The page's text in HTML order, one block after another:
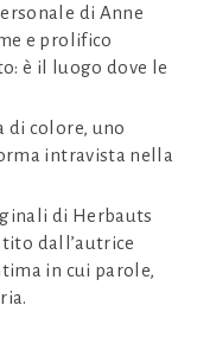
di Anne
e prolifico
è il luogo dove le
di colore, uno
intravista nella
di Herbauts
dall’autrice
in cui parole,